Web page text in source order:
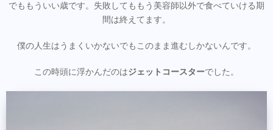
でももういい歳です。失敗してももう美容師以外で食べていける期
間は終えてます。
僕の人生はうまくいかないでもこのまま進むしかないんです。
この時頭に浮かんだのはジェットコースターでした。